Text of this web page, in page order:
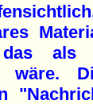
das als
wäre.